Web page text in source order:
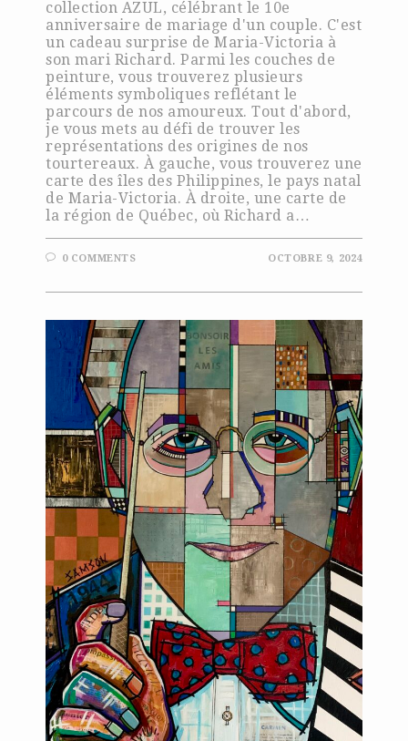
collection AZUL, célébrant le 10e
anniversaire de mariage d'un couple. C'est
un cadeau surprise de Maria-Victoria à
son mari Richard. Parmi les couches de
peinture, vous trouverez plusieurs
éléments symboliques reflétant le
parcours de nos amoureux. Tout d'abord,
je vous mets au défi de trouver les
représentations des origines de nos
tourtereaux. À gauche, vous trouverez une
carte des îles des Philippines, le pays natal
de Maria-Victoria. À droite, une carte de
la région de Québec, où Richard a…
0 COMMENTS OCTOBRE 9, 2024